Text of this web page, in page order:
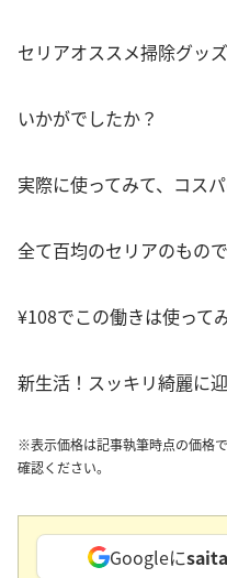
セリアオススメ掃除グッ
いかがでしたか？
実際に使ってみて、コス
全て百均のセリアのもので
¥108でこの働きは使って
新生活！スッキリ綺麗に
※表示価格は記事執筆時点の価格
確認ください。
Googleにsaita